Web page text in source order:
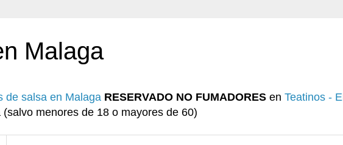
Malaga
de salsa en Malaga RESERVADO NO FUMADORES en Teatinos - El
menores de 18 o mayores de 60)